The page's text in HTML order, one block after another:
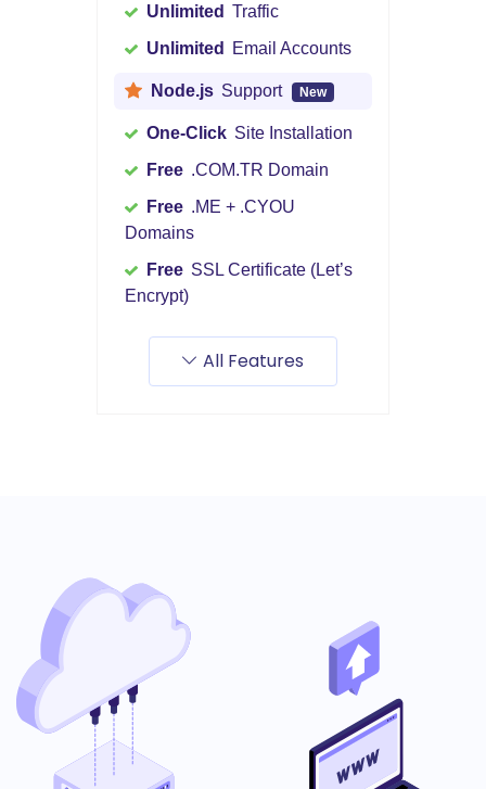
Unlimited Traffic
Unlimited
Email Accounts
Node.js Support New
One-Click Site Installation
Free .COM.TR Domain
Free .ME + .CYOU
Domains
Free SSL Certificate (Let’s
Encrypt)
All Features